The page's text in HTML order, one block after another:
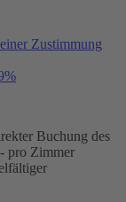
Zustimmung
Buchung des
pro Zimmer